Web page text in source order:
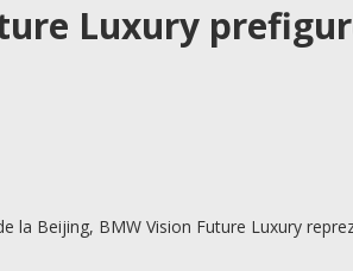
Luxury
la Beijing, BMW Vision Future Luxury